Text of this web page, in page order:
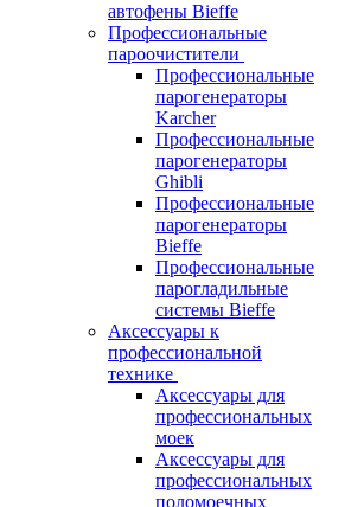
автофены Bieffe
Профессиональные
пароочистители
Профессиональные
парогенераторы
Karcher
Профессиональные
парогенераторы
Ghibli
Профессиональные
парогенераторы
Bieffe
Профессиональные
парогладильные
системы Bieffe
Аксессуары к
профессиональной
технике
Аксессуары для
профессиональных
моек
Аксессуары для
профессиональных
поломоечных